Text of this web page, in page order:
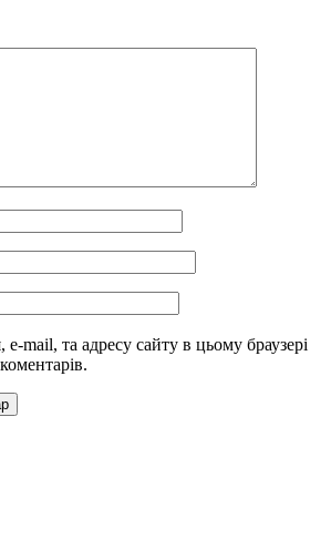
e-mail, та адресу сайту в цьому браузері